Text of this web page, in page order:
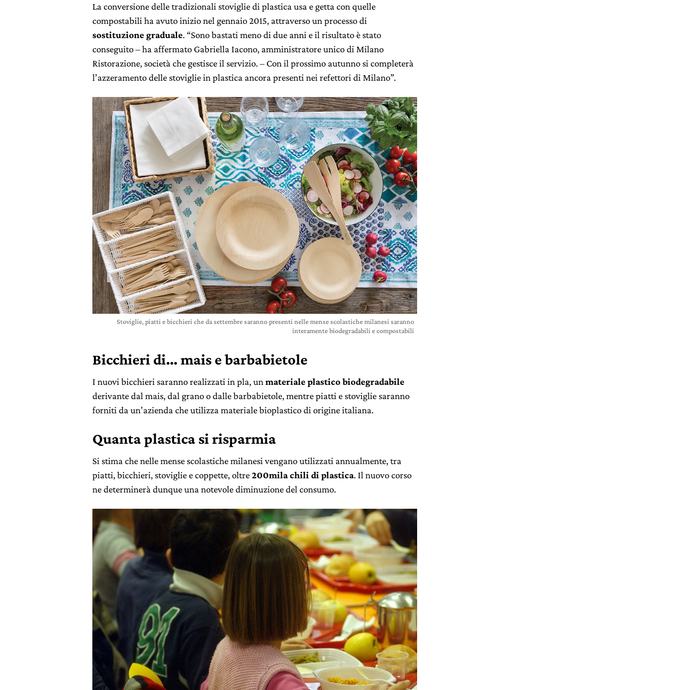
La conversione delle tradizionali stoviglie di plastica usa e getta con quelle
compostabili ha avuto inizio nel gennaio 2015, attraverso un processo di
sostituzione graduale. “Sono bastati meno di due anni e il risultato è stato
conseguito – ha affermato Gabriella Iacono, amministratore unico di Milano
Ristorazione, società che gestisce il servizio. – Con il prossimo autunno si completerà
l’azzeramento delle stoviglie in plastica ancora presenti nei refettori di Milano”.
Stoviglie, piatti e bicchieri che da settembre saranno presenti nelle mense scolastiche milanesi saranno
interamente biodegradabili e compostabili
Bicchieri di… mais e barbabietole
I nuovi bicchieri saranno realizzati in pla, un materiale plastico biodegradabile
derivante dal mais, dal grano o dalle barbabietole, mentre piatti e stoviglie saranno
forniti da un’azienda che utilizza materiale bioplastico di origine italiana.
Quanta plastica si risparmia
Si stima che nelle mense scolastiche milanesi vengano utilizzati annualmente, tra
piatti, bicchieri, stoviglie e coppette, oltre200mila chili di plastica. Il nuovo corso
ne determinerà dunque una notevole diminuzione del consumo.